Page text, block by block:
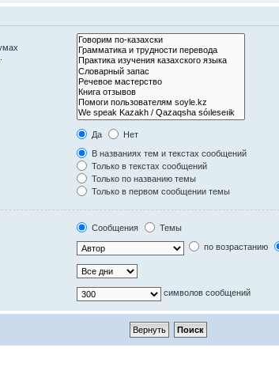
Да
Нет
В названиях тем и текстах сообщений
Только в текстах сообщений
Только по названию темы
Только в первом сообщении темы
Сообщения
Темы
по возрастанию
символов сообщений